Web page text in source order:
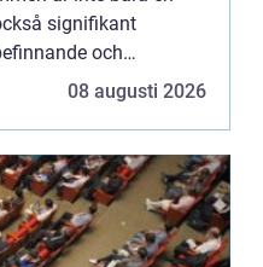
signifikant
och
för tak är
08 augusti 2026